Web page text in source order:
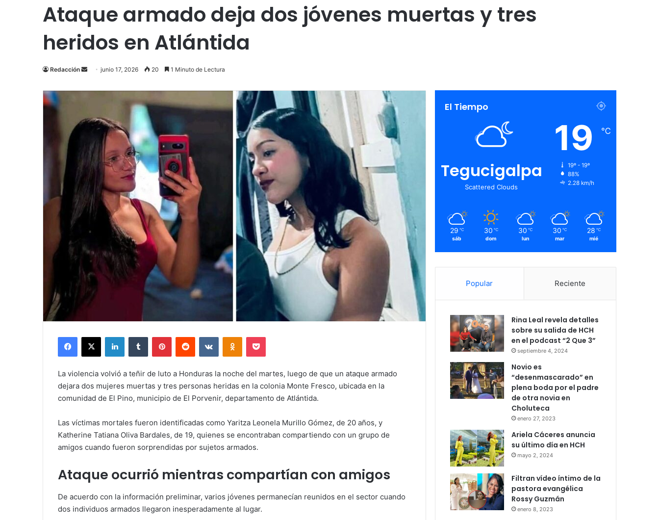
Ataque armado deja dos jóvenes muertas y tres
heridos en Atlántida
Redacción
Send
email
junio 17, 2026 20 1 Minuto de Lectura
Facebook
X LinkedInTumblr PinterestReddit VKontakteOdnoklassniki
Pocket
La violencia volvió a teñir de luto a Honduras la noche del martes, luego de que un ataque armado
dejara dos mujeres muertas y tres personas heridas en la colonia Monte Fresco, ubicada en la
comunidad de El Pino, municipio de El Porvenir, departamento de Atlántida.
Las víctimas mortales fueron identificadas como Yaritza Leonela Murillo Gómez, de 20 años, y
Katherine Tatiana Oliva Bardales, de 19, quienes se encontraban compartiendo con un grupo de
amigos cuando fueron sorprendidas por sujetos armados.
Ataque ocurrió mientras compartían con amigos
De acuerdo con la información preliminar, varios jóvenes permanecían reunidos en el sector cuando
dos individuos armados llegaron inesperadamente al lugar.
El Tiempo
Tegucigalpa
Scattered Clouds
19 ℃
19º - 19º
88%
2.28 km/h
29 ℃
sáb
30 ℃
dom
30 ℃
lun
30 ℃
mar
28 ℃
mié
Popular Reciente
Rina Leal revela detalles
sobre su salida de HCH
en el podcast “2 Que 3”
septiembre 4, 2024
Novio es
“desenmascarado” en
plena boda por el padre
de otra novia en
Choluteca
enero 27, 2023
Ariela Cáceres anuncia
su último día en HCH
mayo 2, 2024
Filtran vídeo íntimo de la
pastora evangélica
Rossy Guzmán
enero 8, 2023